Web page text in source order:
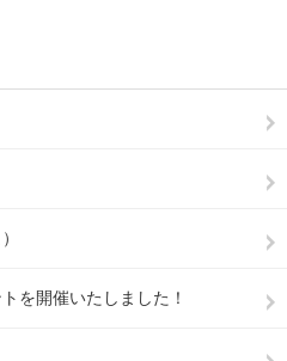
を開催いたしました！